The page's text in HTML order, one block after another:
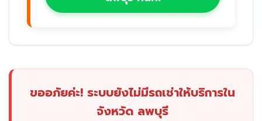
ขออภัยค่ะ! ระบบยังไม่มีรถเช่าให้บริการใน
จังหวัด ลพบุรี